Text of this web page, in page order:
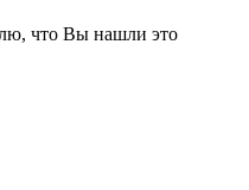
что Вы нашли это